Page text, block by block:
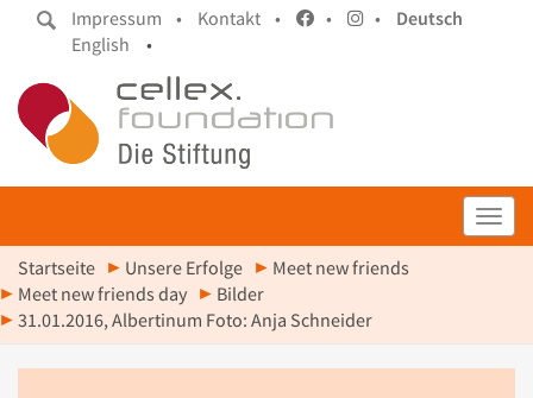
Impressum • Kontakt • • •
Deutsch
English
•
Startseite Unsere Erfolge
Meet new friends
Meet new friends day
Bilder
31.01.2016, Albertinum Foto: Anja Schneider